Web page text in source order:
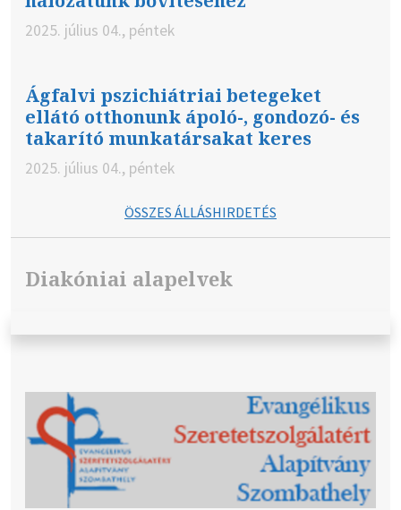
2025. július 04., péntek
Ágfalvi pszichiátriai betegeket
ellátó otthonunk ápoló-, gondozó- és
takarító munkatársakat keres
2025. július 04., péntek
ÖSSZES ÁLLÁSHIRDETÉS
Diakóniai alapelvek